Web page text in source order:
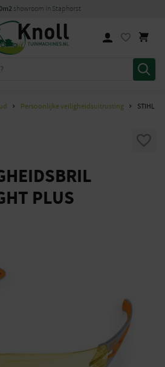
met kennis van zaken
showroom in Staphorst
ensnel contact
met kennis van zaken
showroom in Staphorst
Persoonlijke veiligheidsuitrusting STIHL
PLUS